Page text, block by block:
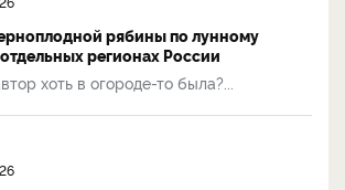
рябины по лунному
регионах России
хоть в огороде-то была?...